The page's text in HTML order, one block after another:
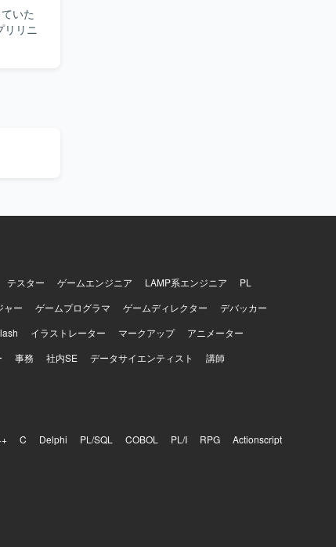
テスター ゲームエンジニア LAMP系エンジニア
PL
ャー ゲームプログラマ ゲームディレクター
デバッカー
イラストレーター マークアップ
アニメーター
事務 社内SE データサイエンティスト 講師
C Delphi PL/SQL COBOL PL/I RPG
Actionscript